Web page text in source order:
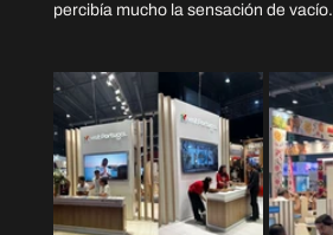
percibía mucho la sensación de vacío.